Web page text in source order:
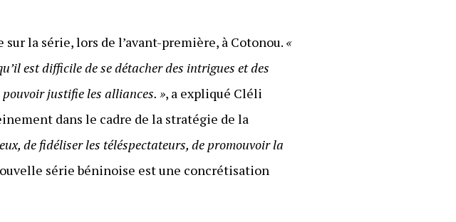
la série, lors de l’avant-première, à Cotonou. «
est difficile de se détacher des intrigues et des
pouvoir justifie les alliances. », a expliqué Cléli
dans le cadre de la stratégie de la
de fidéliser les téléspectateurs, de promouvoir la
série béninoise est une concrétisation